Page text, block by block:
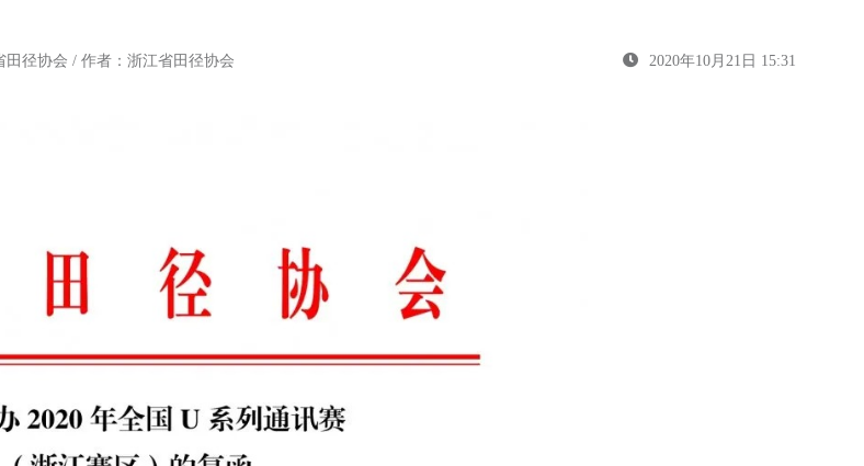
田径协会 / 作者：浙江省田径协会 2020年10月21日 15:31